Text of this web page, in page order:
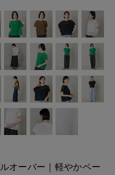
オーバー｜軽やかペー